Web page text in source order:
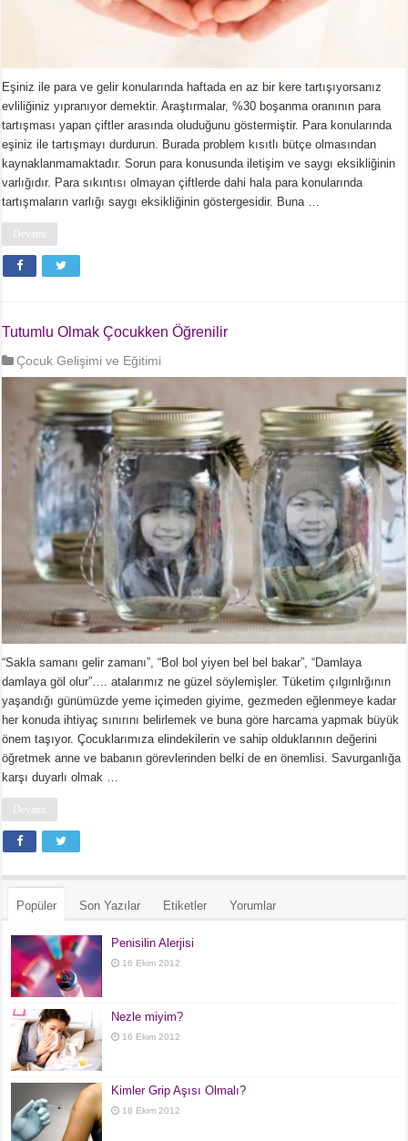
Eşiniz ile para ve gelir konularında haftada en az bir kere tartışıyorsanız
evliliğiniz yıpranıyor demektir. Araştırmalar, %30 boşanma oranının para
tartışması yapan çiftler arasında oluduğunu göstermiştir. Para konularında
eşiniz ile tartışmayı durdurun. Burada problem kısıtlı bütçe olmasından
kaynaklanmamaktadır. Sorun para konusunda iletişim ve saygı eksikliğinin
varlığıdır. Para sıkıntısı olmayan çiftlerde dahi hala para konularında
tartışmaların varlığı saygı eksikliğinin göstergesidir. Buna …
Devamı
Tutumlu Olmak Çocukken Öğrenilir
Çocuk Gelişimi ve Eğitimi
“Sakla samanı gelir zamanı”, “Bol bol yiyen bel bel bakar”, “Damlaya
damlaya göl olur”…. atalarımız ne güzel söylemişler. Tüketim çılgınlığının
yaşandığı günümüzde yeme içimeden giyime, gezmeden eğlenmeye kadar
her konuda ihtiyaç sınırını belirlemek ve buna göre harcama yapmak büyük
önem taşıyor. Çocuklarımıza elindekilerin ve sahip olduklarının değerini
öğretmek anne ve babanın görevlerinden belki de en önemlisi. Savurganlığa
karşı duyarlı olmak …
Devamı
Popüler Son Yazılar Etiketler Yorumlar
Penisilin Alerjisi
16 Ekim 2012
Nezle miyim?
16 Ekim 2012
Kimler Grip Aşısı Olmalı?
18 Ekim 2012